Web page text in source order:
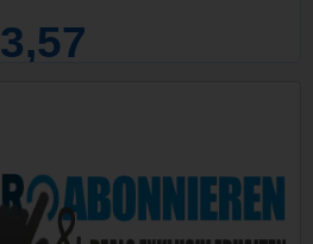
3,57